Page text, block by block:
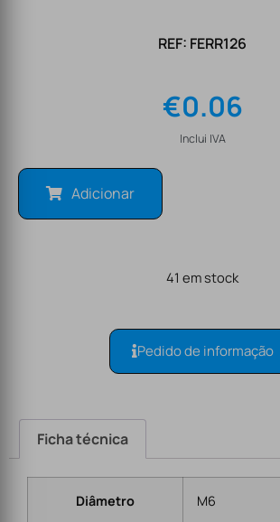
REF: FERR126
€0.06
Inclui IVA
Adicionar
41 em stock
Pedido de informação
Ficha técnica
Diâmetro M6